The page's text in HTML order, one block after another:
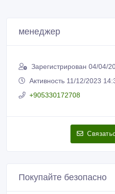
менеджер
Зарегистрирован 04/04/
Активность 11/12/2023
+905330172708
Покупайте безопасно